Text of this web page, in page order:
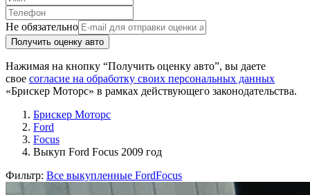
Не обязательно
Получить оценку авто
Нажимая на кнопку “Получить оценку авто”, вы даете
свое согласие на обработку своих персональных данных
«Брискер Моторс» в рамках действующего законодательства.
Брискер Моторс
Ford
Focus
Выкуп Ford Focus 2009 год
Фильтр: Все выкупленные FordFocus